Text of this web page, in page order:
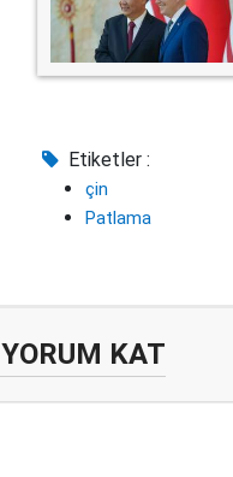
Etiketler :
çin
Patlama
YORUM KAT